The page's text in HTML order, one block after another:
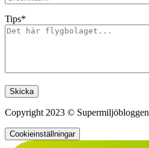
Tips*
Lämna detta fält tomt.
Copyright 2023 © Supermiljöbloggen
Cookieinställningar